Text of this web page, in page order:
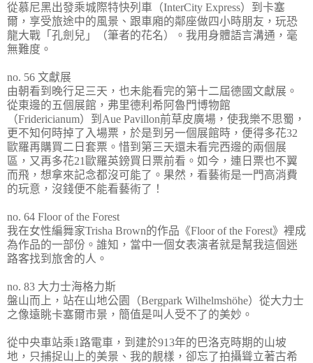
從慕尼黑出發乘城際特快列車（InterCity Express）到卡塞
爾，享受旅途中的風景、跟車廂的鄰座做四小時朋友，玩恐
龍大戰「孔劍兒」（筆者的花名）。我用身體語言溝通，毫
無難度。
no. 56 文獻展
由朝看到晚行足三天，也未能看完的第十二屆德國文獻展。
從東邊的五個展館，弗里德利希阿魯門博物館
（Fridericianum）到Aue Pavillon前草皮廣場，使我樂不思蜀，
更不知何時掉了入場票，於是到另一個展館時，便得多花32
歐羅再購買二日套票。惜到第三天還未看完西邊的兩個展
區，又再多花21歐羅英鎊買日票前看。如今，連日票也不翼
而飛，想拿來記念都沒可能了。果然，看藝術是一門高消費
的玩意，沒錢便不能看藝術了！
no. 64 Floor of the Forest
我在女性編舞家Trisha Brown的作品《Floor of the Forest》裡成
為作品的一部份。誰知，當中一個女表演者就是幫我這個迷
路客找到旅舍的人。
no. 83 大力士海格力斯
盤山而上，站在山地公園（Bergpark Wilhelmshöhe）從大力士
之像遠眺卡塞爾市景，簡值是叫人受不了的美妙。
從中央車站乘1路電車，到建於913年的巴洛克時期的山坡
地，只捕捉山上的美景、我的靚樣，卻忘了拍攝聳立著古希